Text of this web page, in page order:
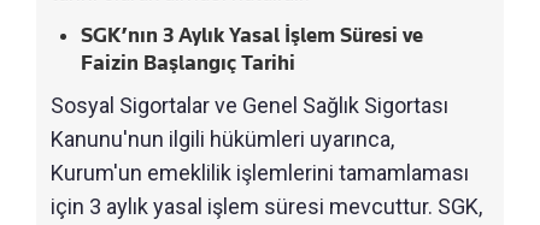
SGK’nın 3 Aylık Yasal İşlem Süresi ve
Faizin Başlangıç Tarihi
Sosyal Sigortalar ve Genel Sağlık Sigortası
Kanunu'nun ilgili hükümleri uyarınca,
Kurum'un emeklilik işlemlerini tamamlaması
için 3 aylık yasal işlem süresi mevcuttur. SGK,